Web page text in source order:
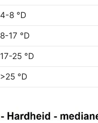
4-8 °D
8-17 °D
17-25 °D
>25 °D